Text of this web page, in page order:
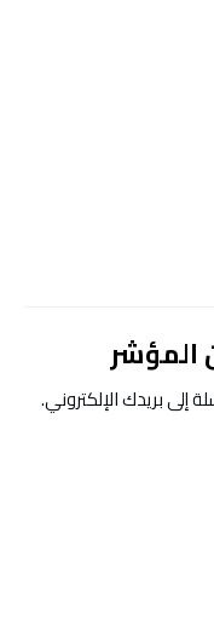
المؤشر
إلى بريدك الإلكتروني.